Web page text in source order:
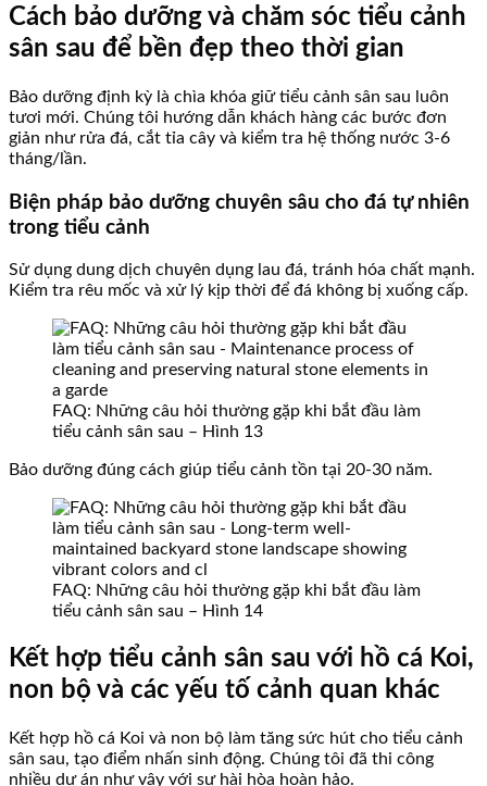
Cách bảo dưỡng và chăm sóc tiểu cảnh
sân sau để bền đẹp theo thời gian
Bảo dưỡng định kỳ là chìa khóa giữ tiểu cảnh sân sau luôn
tươi mới. Chúng tôi hướng dẫn khách hàng các bước đơn
giản như rửa đá, cắt tỉa cây và kiểm tra hệ thống nước 3-6
tháng/lần.
Biện pháp bảo dưỡng chuyên sâu cho đá tự nhiên
trong tiểu cảnh
Sử dụng dung dịch chuyên dụng lau đá, tránh hóa chất mạnh.
Kiểm tra rêu mốc và xử lý kịp thời để đá không bị xuống cấp.
FAQ: Những câu hỏi thường gặp khi bắt đầu làm
tiểu cảnh sân sau – Hình 13
Bảo dưỡng đúng cách giúp tiểu cảnh tồn tại 20-30 năm.
FAQ: Những câu hỏi thường gặp khi bắt đầu làm
tiểu cảnh sân sau – Hình 14
Kết hợp tiểu cảnh sân sau với hồ cá Koi,
non bộ và các yếu tố cảnh quan khác
Kết hợp hồ cá Koi và non bộ làm tăng sức hút cho tiểu cảnh
sân sau, tạo điểm nhấn sinh động. Chúng tôi đã thi công
nhiều dự án như vậy với sự hài hòa hoàn hảo.